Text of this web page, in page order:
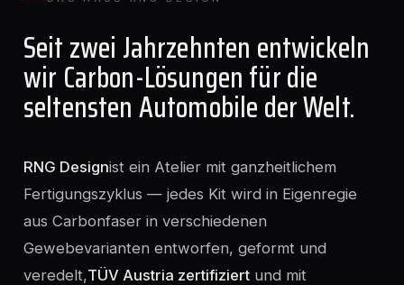
Seit zwei Jahrzehnten entwickeln
wir Carbon-Lösungen für die
seltensten Automobile der Welt.
RNG Designist ein Atelier mit ganzheitlichem
Fertigungszyklus — jedes Kit wird in Eigenregie
aus Carbonfaser in verschiedenen
Gewebevarianten entworfen, geformt und
veredelt,TÜV Austria zertifiziert und mit